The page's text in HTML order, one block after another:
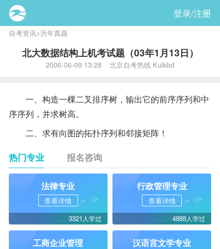
登录/注册
自考资讯>历年真题
北大数据结构上机考试题（03年1月13日）
2006-06-09 13:28 北京自考热线 Kuikbd
一、构造一棵二叉排序树，输出它的前序序列和中
序序列，并求树高。
二、求有向图的拓扑序列和邻接矩阵！
热门专业 报名咨询
法律专业
查看详情
3321人学过
行政管理专业
查看详情
4888人学过
工商企业管理 汉语言文学专业